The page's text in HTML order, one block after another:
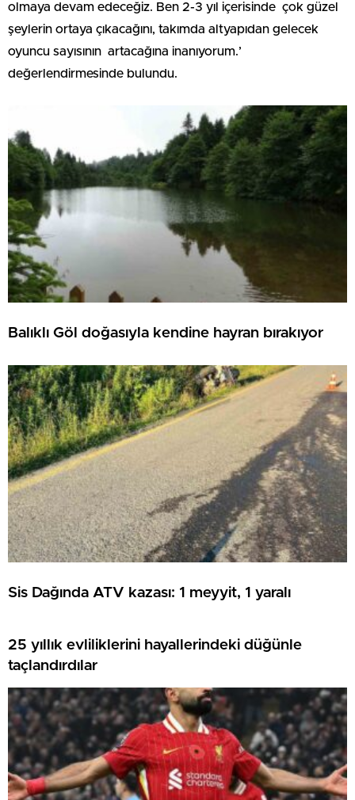
olmaya devam edeceğiz. Ben 2-3 yıl içerisinde çok güzel
şeylerin ortaya çıkacağını, takımda altyapıdan gelecek
oyuncu sayısının artacağına inanıyorum.’
değerlendirmesinde bulundu.
Balıklı Göl doğasıyla kendine hayran bırakıyor
Sis Dağında ATV kazası: 1 meyyit, 1 yaralı
25 yıllık evliliklerini hayallerindeki düğünle
taçlandırdılar